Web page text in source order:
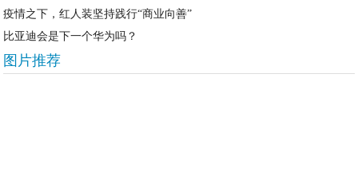
疫情之下，红人装坚持践行“商业向善”
比亚迪会是下一个华为吗？
图片推荐